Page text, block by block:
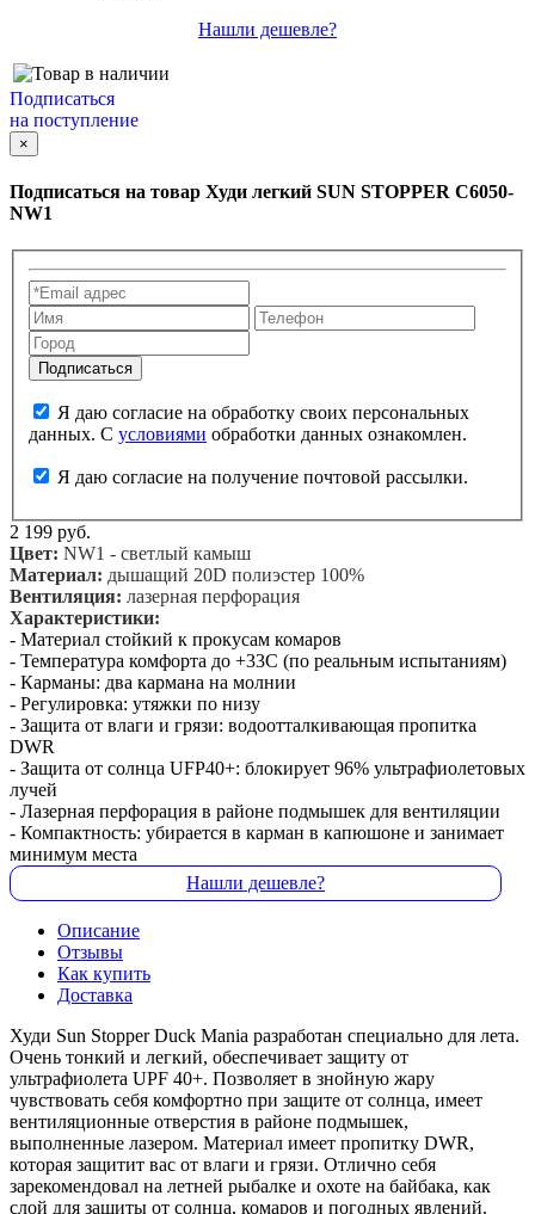
Нашли дешевле?
Подписаться
на поступление
×
Подписаться на товар Худи легкий SUN STOPPER C6050-
NW1
данных. С условиями обработки данных ознакомлен.
Я даю согласие на получение почтовой рассылки.
2 199 руб.
Цвет: NW1 - светлый камыш
Материал: дышащий 20D полиэстер 100%
Вентиляция: лазерная перфорация
Характеристики:
- Материал стойкий к прокусам комаров
- Температура комфорта до +33С (по реальным испытаниям)
- Карманы: два кармана на молнии
- Регулировка: утяжки по низу
- Защита от влаги и грязи: водоотталкивающая пропитка
DWR
- Защита от солнца UFP40+: блокирует 96% ультрафиолетовых
лучей
- Лазерная перфорация в районе подмышек для вентиляции
- Компактность: убирается в карман в капюшоне и занимает
минимум места
Нашли дешевле?
Описание
Отзывы
Как купить
Доставка
Худи Sun Stopper Duck Mania разработан специально для лета.
Очень тонкий и легкий, обеспечивает защиту от
ультрафиолета UPF 40+. Позволяет в знойную жару
чувствовать себя комфортно при защите от солнца, имеет
вентиляционные отверстия в районе подмышек,
выполненные лазером. Материал имеет пропитку DWR,
которая защитит вас от влаги и грязи. Отлично себя
зарекомендовал на летней рыбалке и охоте на байбака, как
слой для защиты от солнца, комаров и погодных явлений.